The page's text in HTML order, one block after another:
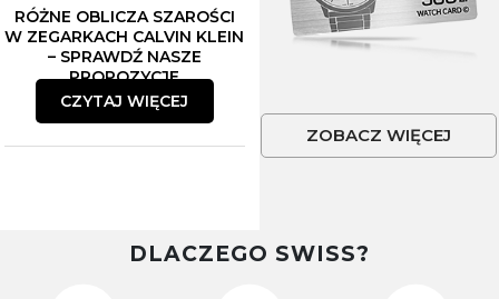
RÓŻNE OBLICZA SZAROŚCI
W ZEGARKACH CALVIN KLEIN
– SPRAWDŹ NASZE
PROPOZYCJE
CZYTAJ WIĘCEJ
ZOBACZ WIĘCEJ
DLACZEGO SWISS?